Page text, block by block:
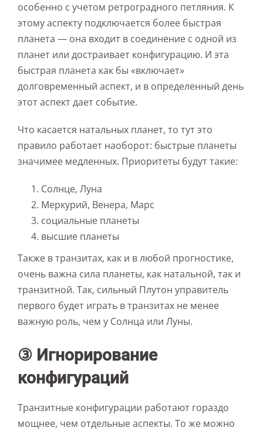
особенно с учетом ретроградного петляния. К
этому аспекту подключается более быстрая
планета — она входит в соединение с одной из
планет или достраивает конфигурацию. И эта
быстрая планета как бы «включает»
долговременный аспект, и в определенный день
этот аспект дает событие.
Что касается натальных планет, то тут это
правило работает наоборот: быстрые планеты
значимее медленных. Приоритеты будут такие:
Солнце, Луна
Меркурий, Венера, Марс
социальные планеты
высшие планеты
Также в транзитах, как и в любой прогностике,
очень важна сила планеты, как натальной, так и
транзитной. Так, сильный Плутон управитель
первого будет играть в транзитах не менее
важную роль, чем у Солнца или Луны.
③ Игнорирование
конфигураций
Транзитные конфигурации работают гораздо
мощнее, чем отдельные аспекты. То же можно